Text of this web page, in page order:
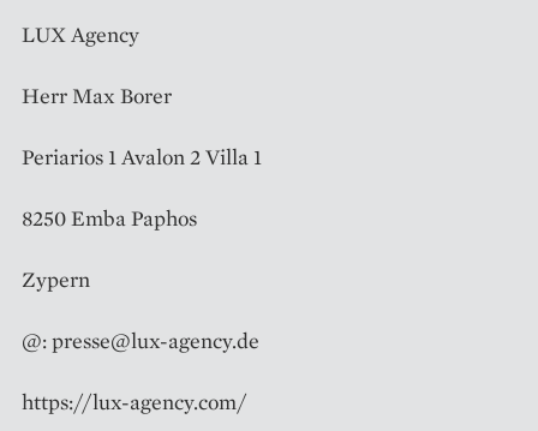
LUX Agency
Herr Max Borer
Periarios 1 Avalon 2 Villa 1
8250 Emba Paphos
Zypern
@: presse@lux-agency.de
https://lux-agency.com/